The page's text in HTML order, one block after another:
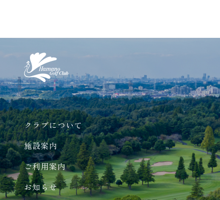
クラブについて
施設案内
ご利用案内
お知らせ